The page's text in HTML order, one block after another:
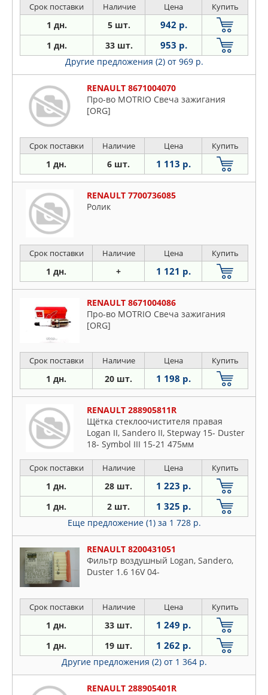
Срок поставки Наличие Цена Купить
1 дн. 5 шт. 942 р.
1 дн. 33 шт. 953 р.
Другие предложения (2) от 969 р.
RENAULT 8671004070
Про-во MOTRIO Свеча зажигания
[ORG]
Срок поставки Наличие Цена Купить
1 дн. 6 шт. 1 113 р.
RENAULT 7700736085
Ролик
Срок поставки Наличие Цена Купить
1 дн. + 1 121 р.
RENAULT 8671004086
Про-во MOTRIO Свеча зажигания
[ORG]
Срок поставки Наличие Цена Купить
1 дн. 20 шт. 1 198 р.
RENAULT 288905811R
Щётка стеклоочистителя правая
Logan II, Sandero II, Stepway 15- Duster
18- Symbol III 15-21 475мм
Срок поставки Наличие Цена Купить
1 дн. 28 шт. 1 223 р.
1 дн. 2 шт. 1 325 р.
Еще предложение (1) за 1 728 р.
RENAULT 8200431051
Фильтр воздушный Logan, Sandero,
Duster 1.6 16V 04-
Срок поставки Наличие Цена Купить
1 дн. 33 шт. 1 249 р.
1 дн. 19 шт. 1 262 р.
Другие предложения (2) от 1 364 р.
RENAULT 288905401R